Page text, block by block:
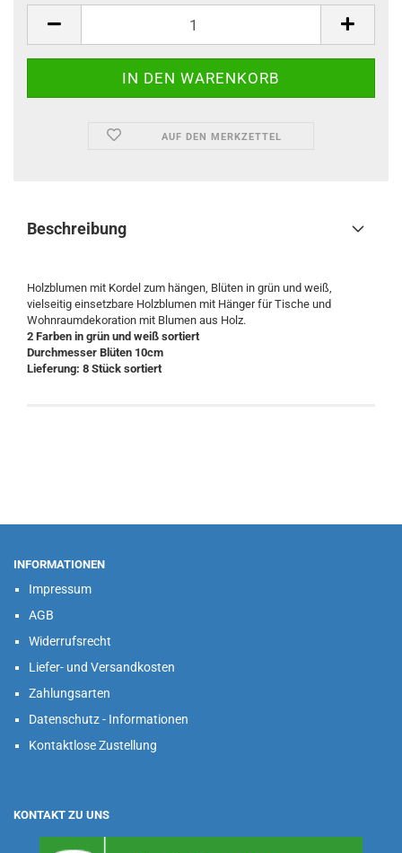
AUF DEN MERKZETTEL
Beschreibung
Holzblumen mit Kordel zum hängen, Blüten in grün und weiß,
vielseitig einsetzbare Holzblumen mit Hänger für Tische und
Wohnraumdekoration mit Blumen aus Holz.
2 Farben in grün und weiß sortiert
Durchmesser Blüten 10cm
Lieferung: 8 Stück sortiert
INFORMATIONEN
Impressum
AGB
Widerrufsrecht
Liefer- und Versandkosten
Zahlungsarten
Datenschutz - Informationen
Kontaktlose Zustellung
KONTAKT ZU UNS